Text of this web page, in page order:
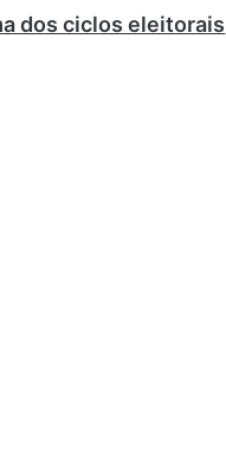
dos ciclos eleitorais